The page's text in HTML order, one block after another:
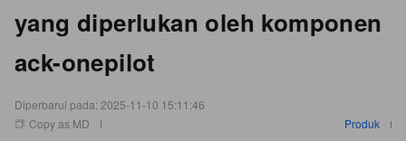
yang diperlukan oleh komponen
ack-onepilot
Diperbarui pada: 2025-11-10 15:11:46
Copy as MD
Produk